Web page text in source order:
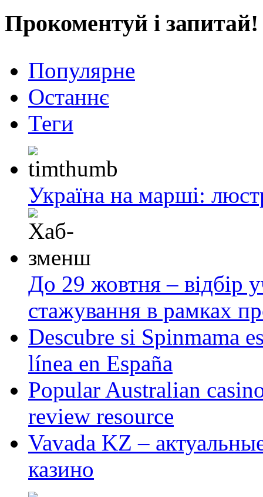
Прокоментуй і запитай!
Популярне
Останнє
Теги
Україна на марші:
До 29 жовтня – відбір
стажування в рамках
Descubre si Spinmama
línea en España
Popular Australian
review resource
Vavada KZ –
казино